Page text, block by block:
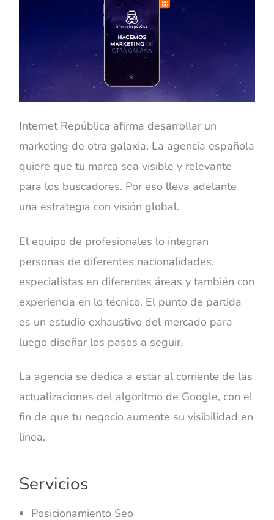
Internet República afirma desarrollar un
marketing de otra galaxia. La agencia española
quiere que tu marca sea visible y relevante
para los buscadores. Por eso lleva adelante
una estrategia con visión global.
El equipo de profesionales lo integran
personas de diferentes nacionalidades,
especialistas en diferentes áreas y también con
experiencia en lo técnico. El punto de partida
es un estudio exhaustivo del mercado para
luego diseñar los pasos a seguir.
La agencia se dedica a estar al corriente de las
actualizaciones del algoritmo de Google, con el
fin de que tu negocio aumente su visibilidad en
línea.
Servicios
Posicionamiento Seo